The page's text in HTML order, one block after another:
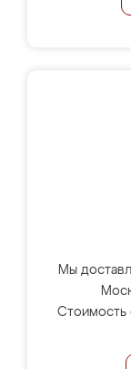
Мы
Стоимость